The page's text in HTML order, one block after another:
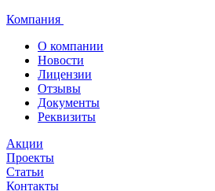
Компания
О компании
Новости
Лицензии
Отзывы
Документы
Реквизиты
Акции
Проекты
Статьи
Контакты